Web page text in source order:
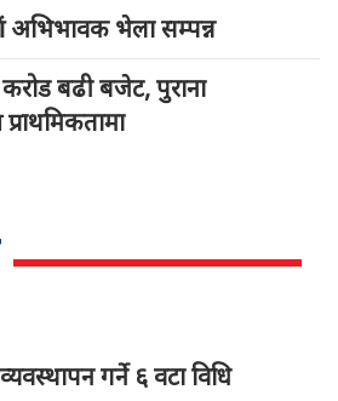
अभिभावक भेला सम्पन्न
बढी बजेट, पुराना
गर्ने ६ वटा विधि